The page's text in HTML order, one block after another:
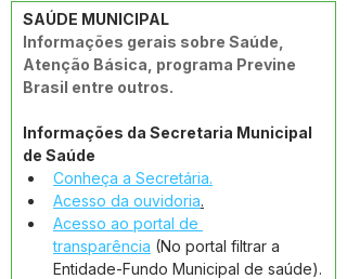
SAÚDE MUNICIPAL
Informações gerais sobre Saúde,
Atenção Básica, programa Previne
Brasil entre outros.
Informações da Secretaria Municipal
de Saúde
Conheça a Secretária.
Acesso da ouvidoria.
Acesso ao portal de
transparência (No portal filtrar a
Entidade-Fundo Municipal de saúde).